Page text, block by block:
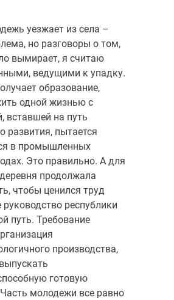
уезжает из села –
но разговоры о том,
вымирает, я считаю
ведущими к упадку.
образование,
одной жизнью с
вставшей на путь
развития, пытается
в промышленных
Это правильно. А для
продолжала
чтобы ценился труд
руководство республики
путь. Требование
производства,
готовую
молодежи все равно